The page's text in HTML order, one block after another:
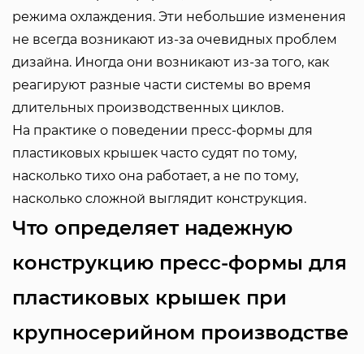
режима охлаждения. Эти небольшие изменения
не всегда возникают из-за очевидных проблем
дизайна. Иногда они возникают из-за того, как
реагируют разные части системы во время
длительных производственных циклов.
На практике о поведении пресс-формы для
пластиковых крышек часто судят по тому,
насколько тихо она работает, а не по тому,
насколько сложной выглядит конструкция.
Что определяет надежную
конструкцию пресс-формы для
пластиковых крышек при
крупносерийном производстве